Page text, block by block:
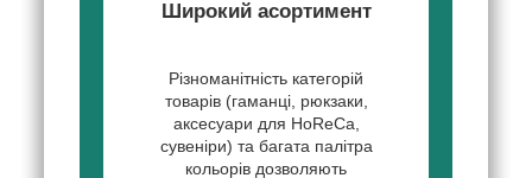
Широкий асортимент
Різноманітність категорій
товарів (гаманці, рюкзаки,
аксесуари для HoReCa,
сувеніри) та багата палітра
кольорів дозволяють